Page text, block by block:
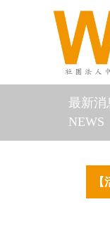
最新消
NEWS